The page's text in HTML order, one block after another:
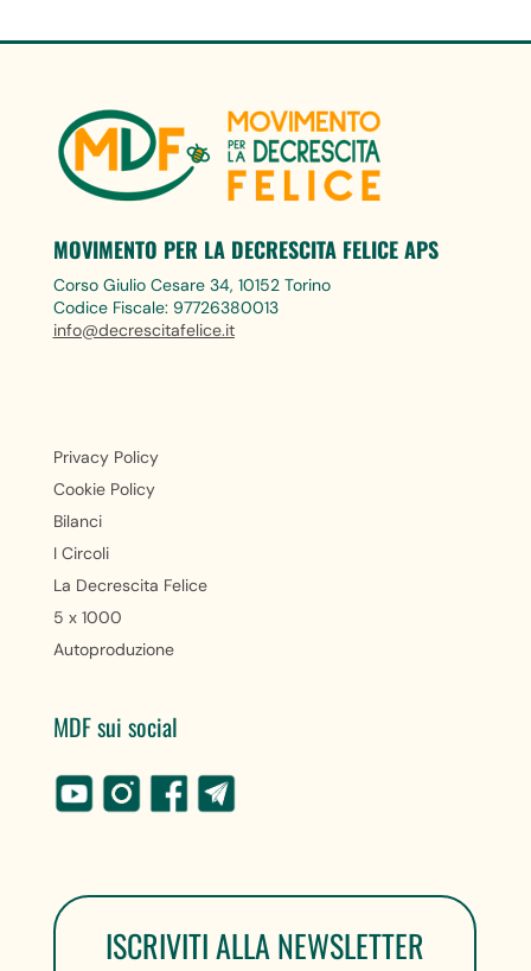
MOVIMENTO PER LA DECRESCITA FELICE APS
Corso Giulio Cesare 34, 10152 Torino
Codice Fiscale: 97726380013
info@decrescitafelice.it
Privacy Policy
Cookie Policy
Bilanci
I Circoli
La Decrescita Felice
5 x 1000
Autoproduzione
MDF sui social
ISCRIVITI ALLA NEWSLETTER